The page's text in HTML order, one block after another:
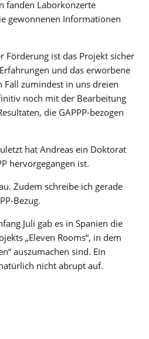
fanden Laborkonzerte
gewonnenen Informationen
Förderung ist das Projekt sicher
und das erworbene
Fall zumindest in uns dreien
noch mit der Bearbeitung
die GAPPP-bezogen
hat Andreas ein Doktorat
hervorgegangen ist.
Zudem schreibe ich gerade
Bezug.
Juli gab es in Spanien die
„Eleven Rooms“, in dem
auszumachen sind. Ein
nicht abrupt auf.